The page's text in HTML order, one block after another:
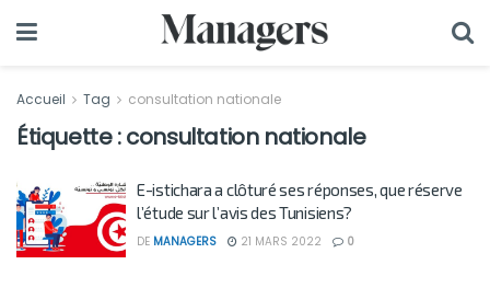
Accueil Tag consultation nationale
Étiquette :consultation nationale
E-istichara a clôturé ses réponses, que réserve
l’étude sur l’avis des Tunisiens?
DE MANAGERS 21 MARS 2022 0